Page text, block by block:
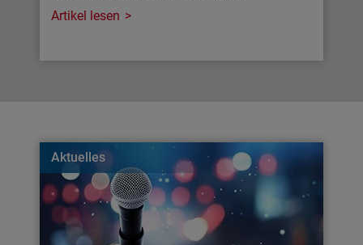
Artikel lesen
Aktuelles